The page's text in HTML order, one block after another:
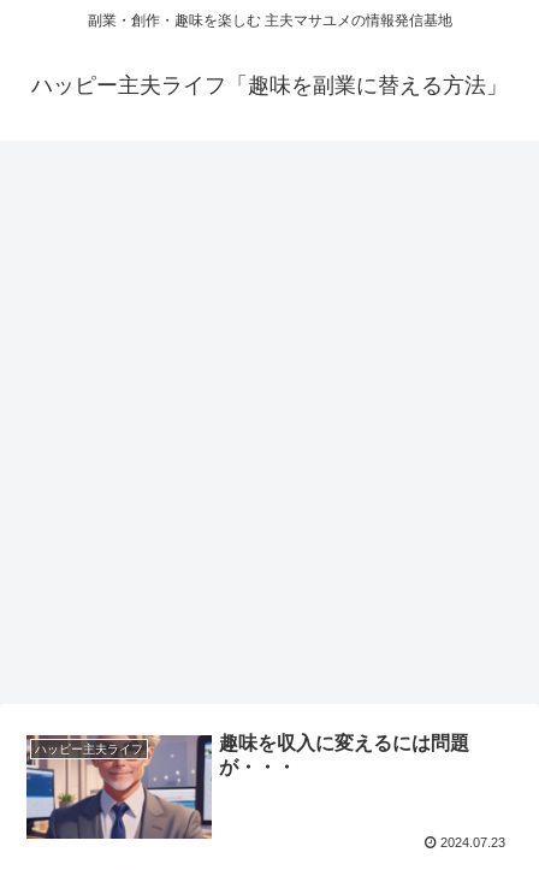
副業・創作・趣味を楽しむ 主夫マサユメの情報発信基地
ハッピー主夫ライフ「趣味を副業に替える方法」
ハッピー主夫ライフ
趣味を収入に変えるには問題
が・・・
2024.07.23